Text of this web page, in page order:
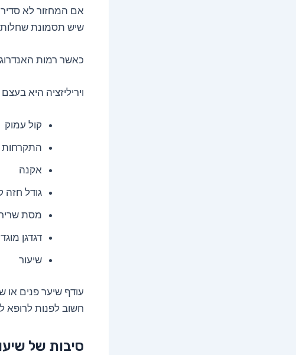
אם המחזור לא סדיר
שיש תסמונת שחלות
כאשר רמות
ויריליזציה היא
קול עמוק
התקרחות
אקנה
גודל חזה
מסת
דגדגן
שיעור
עודף שיער פנים או
חשוב לפנות לרופא
סיבות של